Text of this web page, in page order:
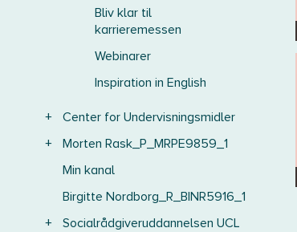
Bliv klar til
karrieremessen
Webinarer
Inspiration in English
+
Center for Undervisningsmidler
+
Morten Rask_P_MRPE9859_1
Min kanal
Birgitte Nordborg_R_BINR5916_1
+
Socialrådgiveruddannelsen UCL